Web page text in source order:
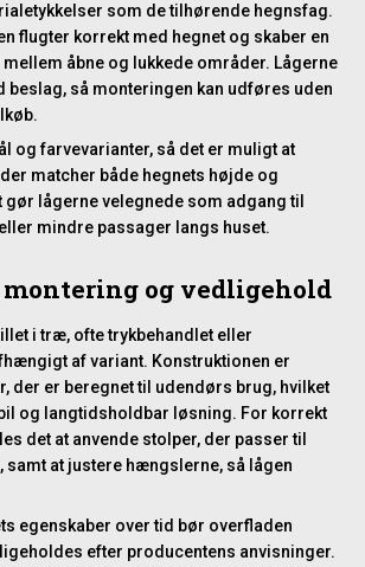
som de tilhørende hegnsfag.
flugter korrekt med hegnet og skaber en
åbne og lukkede områder. Lågerne
beslag, så monteringen kan udføres uden
og farvevarianter, så det er muligt at
matcher både hegnets højde og
gør lågerne velegnede som adgang til
mindre passager langs huset.
og vedligehold
i træ, ofte trykbehandlet eller
af variant. Konstruktionen er
der er beregnet til udendørs brug, hvilket
og langtidsholdbar løsning. For korrekt
det at anvende stolper, der passer til
samt at justere hængslerne, så lågen
egenskaber over tid bør overfladen
efter producentens anvisninger.